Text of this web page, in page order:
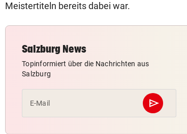
Meistertiteln bereits dabei war.
Salzburg News
Topinformiert über die Nachrichten aus
Salzburg
E-Mail send
Abschicken